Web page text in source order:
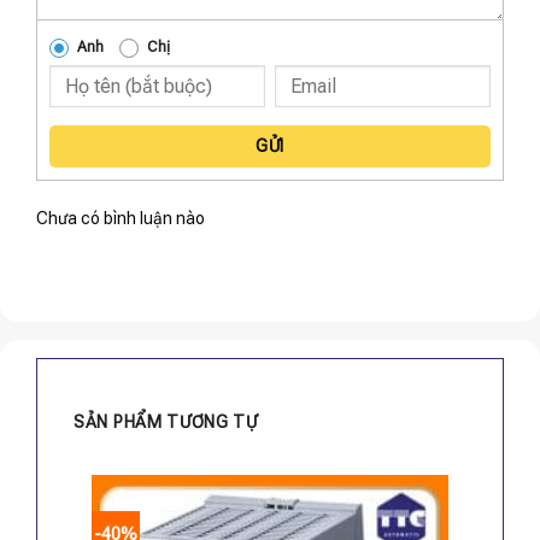
Anh Chị
GỬI
Chưa có bình luận nào
SẢN PHẨM TƯƠNG TỰ
-40%